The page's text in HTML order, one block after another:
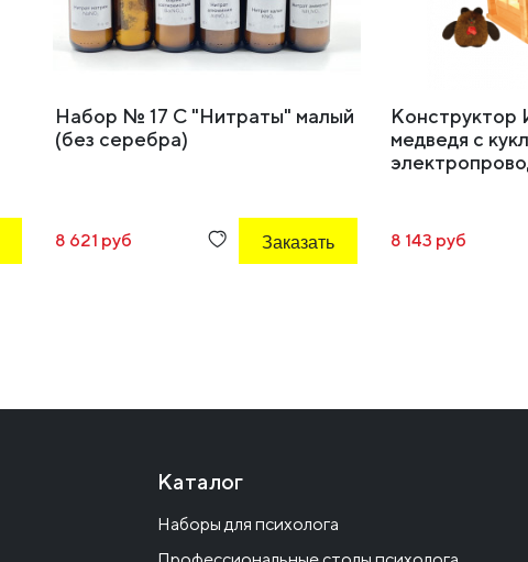
Набор № 17 С "Нитраты" малый
(без серебра)
8 621 руб Заказать
Конструктор
медведя с
8 143 руб
Каталог
Наборы для психолога